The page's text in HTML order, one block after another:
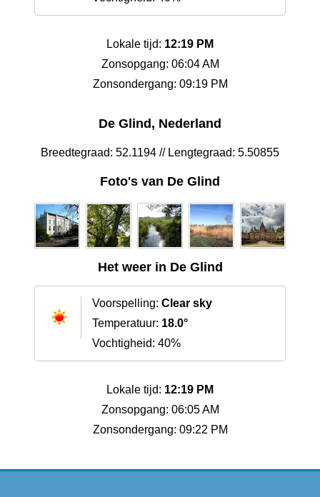
Lokale tijd: 12:19 PM
Zonsopgang: 06:04 AM
Zonsondergang: 09:19 PM
De Glind, Nederland
Breedtegraad: 52.1194 // Lengtegraad: 5.50855
Foto's van De Glind
Het weer in De Glind
Voorspelling: Clear sky
Temperatuur: 18.0°
Vochtigheid: 40%
Lokale tijd: 12:19 PM
Zonsopgang: 06:05 AM
Zonsondergang: 09:22 PM